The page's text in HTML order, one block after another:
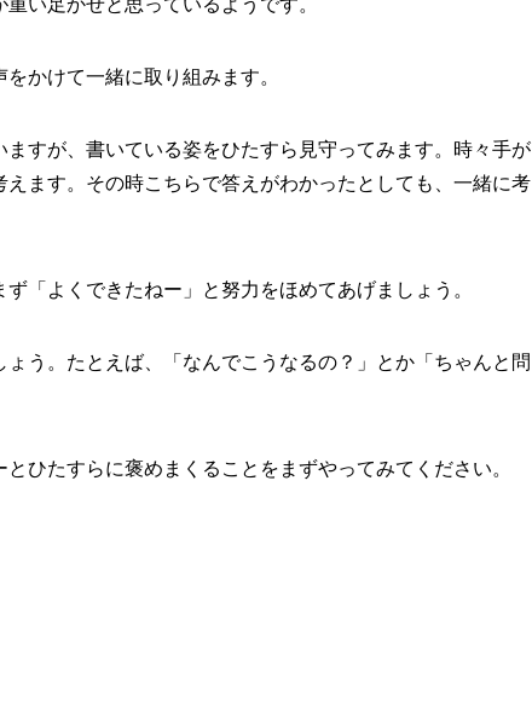
い足かせと思っているようです。
かけて一緒に取り組みます。
すが、書いている姿をひたすら見守ってみます。時々手が
ます。その時こちらで答えがわかったとしても、一緒に考
「よくできたねー」と努力をほめてあげましょう。
う。たとえば、「なんでこうなるの？」とか「ちゃんと問
ひたすらに褒めまくることをまずやってみてください。